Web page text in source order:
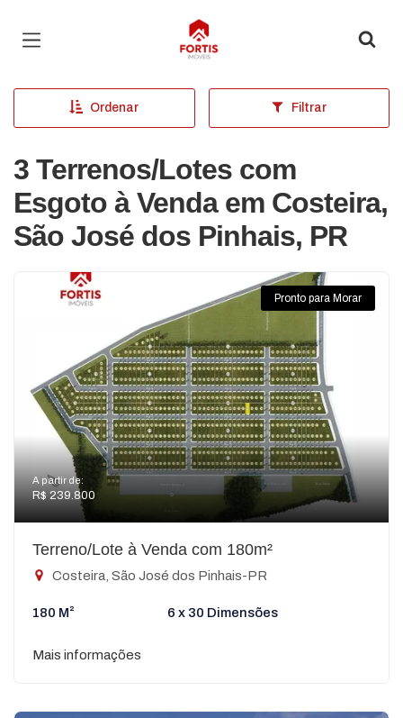
Página inicial
Ordenar Filtrar
3 Terrenos/Lotes com
Esgoto à Venda em Costeira,
São José dos Pinhais, PR
Pronto para Morar
A partir de:
R$ 239.800
Terreno/Lote à Venda com 180m²
Costeira, São José dos Pinhais-PR
180 M² 6 x 30 Dimensões
Mais informações